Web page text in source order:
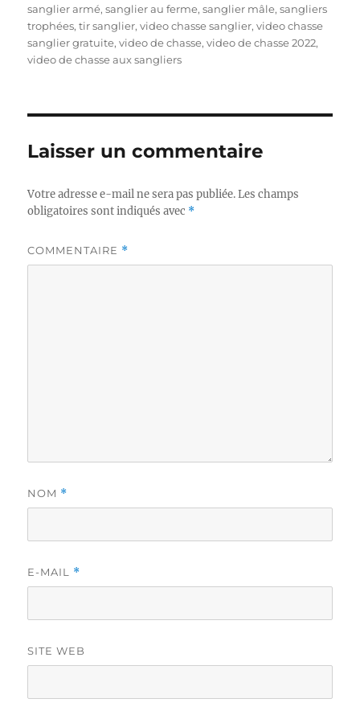
e
i
e
s
u
e
t
sanglier armé,sanglier au ferme,sanglier mâle,sangliers
trophées,tir sanglier,video chasse sanglier,video chasse
sanglier gratuite,video de chasse,video de chasse 2022,
video de chasse aux sangliers
Laisser un commentaire
Votre adresse e-mail ne sera pas publiée. Les champs
obligatoires sont indiqués avec *
COMMENTAIRE *
NOM *
E-MAIL *
SITE WEB